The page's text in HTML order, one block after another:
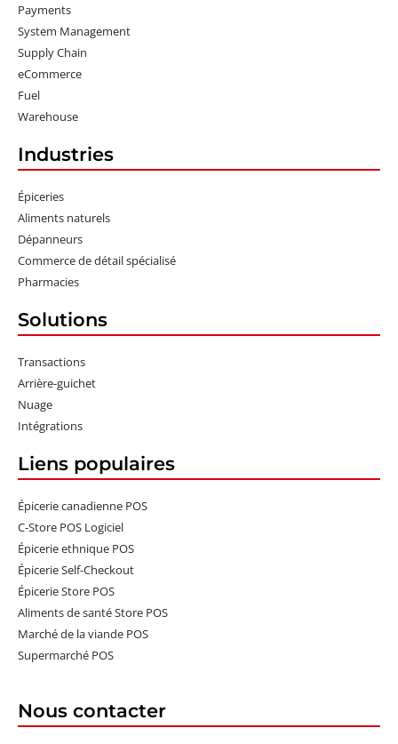
Payments
System Management
Supply Chain
eCommerce
Fuel
Warehouse
Industries
Épiceries
Aliments naturels
Dépanneurs
Commerce de détail spécialisé
Pharmacies
Solutions
Transactions
Arrière-guichet
Nuage
Intégrations
Liens populaires
Épicerie canadienne POS
C-Store POS Logiciel
Épicerie ethnique POS
Épicerie Self-Checkout
Épicerie Store POS
Aliments de santé Store POS
Marché de la viande POS
Supermarché POS
Nous contacter